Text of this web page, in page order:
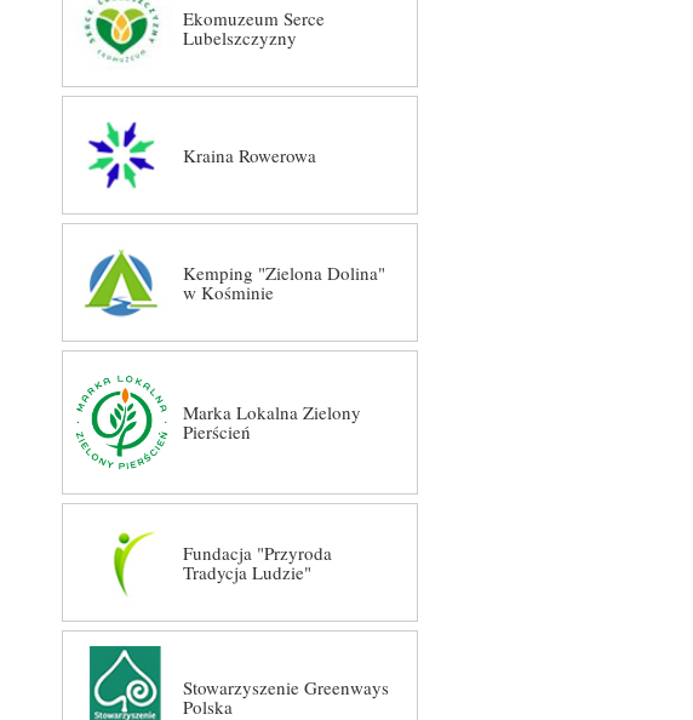
Ekomuzeum Serce
Lubelszczyzny
Kraina Rowerowa
Kemping "Zielona Dolina"
w Kośminie
Marka Lokalna Zielony
Pierścień
Fundacja "Przyroda
Tradycja Ludzie"
Stowarzyszenie Greenways
Polska